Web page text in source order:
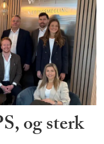
og sterk